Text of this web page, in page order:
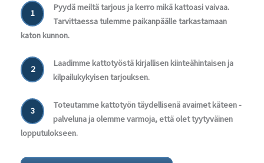
1
Pyydä meiltä tarjous ja kerro mikä kattoasi vaivaa.
Tarvittaessa tulemme paikanpäälle tarkastamaan
katon kunnon.
2
Laadimme kattotyöstä kirjallisen kiinteähintaisen ja
kilpailukykyisen tarjouksen.
3
Toteutamme kattotyön täydellisenä avaimet käteen -
palveluna ja olemme varmoja, että olet tyytyväinen
lopputulokseen.